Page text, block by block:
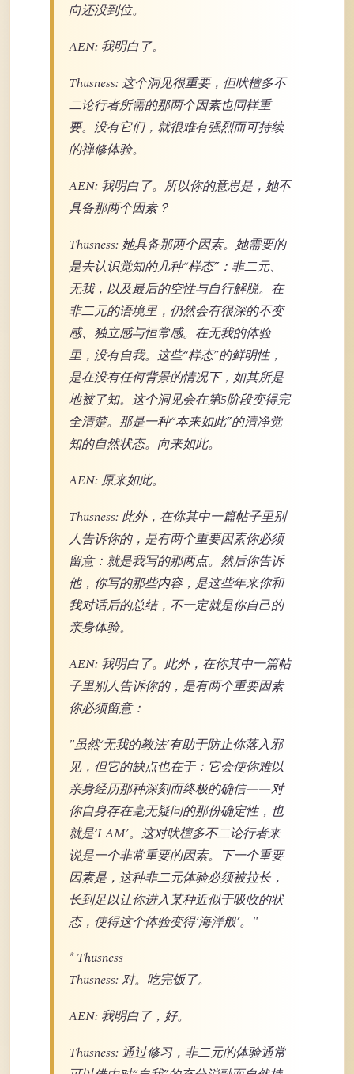
向还没到位。
AEN: 我明白了。
Thusness: 这个洞见很重要，但吠檀多不
二论行者所需的那两个因素也同样重
要。没有它们，就很难有强烈而可持续
的禅修体验。
AEN: 我明白了。所以你的意思是，她不
具备那两个因素？
Thusness: 她具备那两个因素。她需要的
是去认识觉知的几种“样态”：非二元、
无我，以及最后的空性与自行解脱。在
非二元的语境里，仍然会有很深的不变
感、独立感与恒常感。在无我的体验
里，没有自我。这些“样态”的鲜明性，
是在没有任何背景的情况下，如其所是
地被了知。这个洞见会在第5阶段变得完
全清楚。那是一种“本来如此”的清净觉
知的自然状态。向来如此。
AEN: 原来如此。
Thusness: 此外，在你其中一篇帖子里别
人告诉你的，是有两个重要因素你必须
留意：就是我写的那两点。然后你告诉
他，你写的那些内容，是这些年来你和
我对话后的总结，不一定就是你自己的
亲身体验。
AEN: 我明白了。此外，在你其中一篇帖
子里别人告诉你的，是有两个重要因素
你必须留意：
"虽然‘无我的教法’有助于防止你落入邪
见，但它的缺点也在于：它会使你难以
亲身经历那种深刻而终极的确信——对
你自身存在毫无疑问的那份确定性，也
就是‘I AM’。这对吠檀多不二论行者来
说是一个非常重要的因素。下一个重要
因素是，这种非二元体验必须被拉长，
长到足以让你进入某种近似于吸收的状
态，使得这个体验变得‘海洋般’。"
* Thusness
Thusness: 对。吃完饭了。
AEN: 我明白了，好。
Thusness: 通过修习，非二元的体验通常